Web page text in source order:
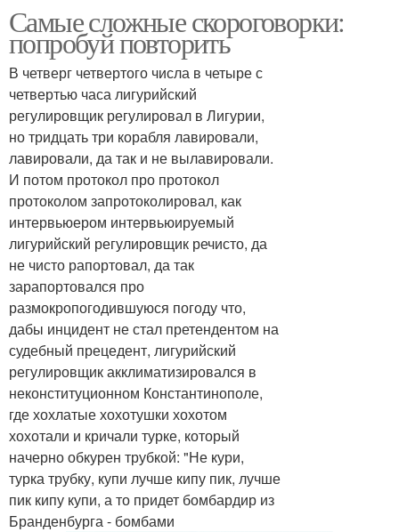
Самые сложные скороговорки:
попробуй повторить
В четверг четвертого числа в четыре с
четвертью часа лигурийский
регулировщик регулировал в Лигурии,
но тридцать три корабля лавировали,
лавировали, да так и не вылавировали.
И потом протокол про протокол
протоколом запротоколировал, как
интервьюером интервьюируемый
лигурийский регулировщик речисто, да
не чисто рапортовал, да так
зарапортовался про
размокропогодившуюся погоду что,
дабы инцидент не стал претендентом на
судебный прецедент, лигурийский
регулировщик акклиматизировался в
неконституционном Константинополе,
где хохлатые хохотушки хохотом
хохотали и кричали турке, который
начерно обкурен трубкой: "Не кури,
турка трубку, купи лучше кипу пик, лучше
пик кипу купи, а то придет бомбардир из
Бранденбурга - бомбами